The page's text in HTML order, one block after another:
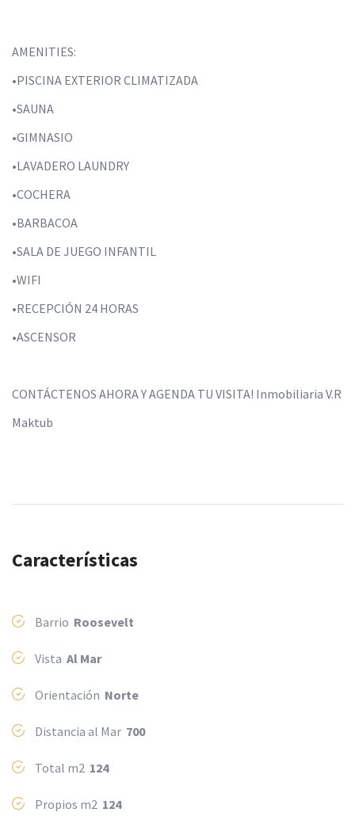
AMENITIES:
•PISCINA EXTERIOR CLIMATIZADA
•SAUNA
•GIMNASIO
•LAVADERO LAUNDRY
•COCHERA
•BARBACOA
•SALA DE JUEGO INFANTIL
•WIFI
•RECEPCIÓN 24 HORAS
•ASCENSOR
CONTÁCTENOS AHORA Y AGENDA TU VISITA! Inmobiliaria V.R
Maktub
Características
Barrio Roosevelt
Vista Al Mar
Orientación Norte
Distancia al Mar 700
Total m2 124
Propios m2 124